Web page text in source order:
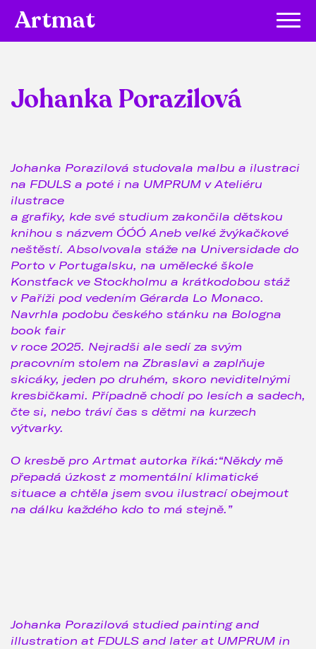
Artmat
Johanka Porazilová
Johanka Porazilová studovala malbu a ilustraci
na FDULS a poté i na UMPRUM v Ateliéru
ilustrace
a grafiky, kde své studium zakončila dětskou
knihou s názvem ÓÓÓ Aneb velké žvýkačkové
neštěstí. Absolvovala stáže na Universidade do
Porto v Portugalsku, na umělecké škole
Konstfack ve Stockholmu a krátkodobou stáž
v Paříži pod vedením Gérarda Lo Monaco.
Navrhla podobu českého stánku na Bologna
book fair
v roce 2025. Nejradši ale sedí za svým
pracovním stolem na Zbraslavi a zaplňuje
skicáky, jeden po druhém, skoro neviditelnými
kresbičkami. Případně chodí po lesích a sadech,
čte si, nebo tráví čas s dětmi na kurzech
výtvarky.
O kresbě pro Artmat autorka říká:“Někdy mě
přepadá úzkost z momentální klimatické
situace a chtěla jsem svou ilustrací obejmout
na dálku každého kdo to má stejně. ”
Johanka Porazilová studied painting and
illustration at FDULS and later at UMPRUM in